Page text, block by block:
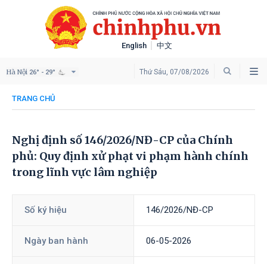
English 中文
Thứ Sáu, 07/08/2026
Hà Nội 26° - 29°
TRANG CHỦ
Nghị định số 146/2026/NĐ-CP của Chính
phủ: Quy định xử phạt vi phạm hành chính
trong lĩnh vực lâm nghiệp
Số ký hiệu 146/2026/NĐ-CP
Ngày ban hành 06-05-2026